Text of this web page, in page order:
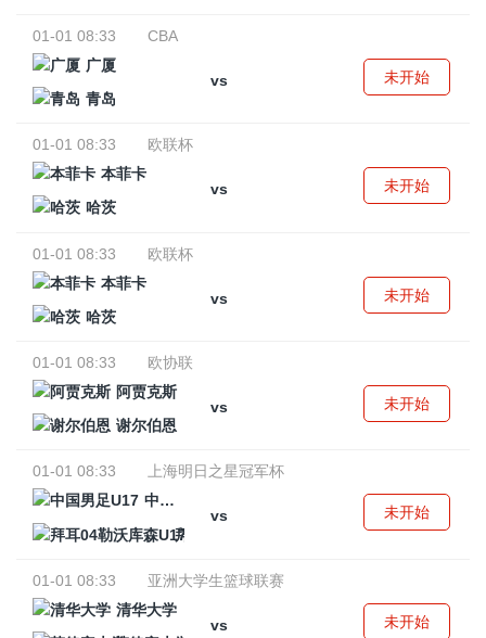
01-01 08:33
CBA
广厦
vs
青岛
未开始
01-01 08:33
欧联杯
本菲卡
vs
哈茨
未开始
01-01 08:33
欧联杯
本菲卡
vs
哈茨
未开始
01-01 08:33
欧协联
阿贾克斯
vs
谢尔伯恩
未开始
01-01 08:33
上海明日之星冠军杯
中国男足U17
vs
拜耳04勒沃库森U17
未开始
01-01 08:33
亚洲大学生篮球联赛
清华大学
vs
未开始